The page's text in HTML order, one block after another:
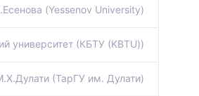
(Yessenov University)
университет (КБТУ (KBTU))
(ТарГУ им. Дулати)